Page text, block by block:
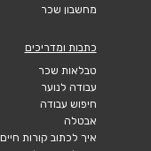
מחשבון שכר
כתבות ומדריכים
טבלאות שכר
עבודה לנוער
חיפוש עבודה
אבטלה
איך לכתוב קורות חיים